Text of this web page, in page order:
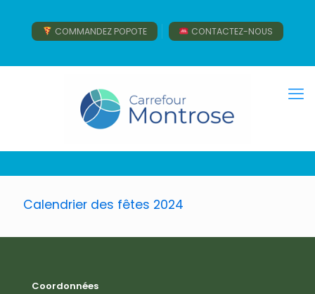
COMMANDEZ POPOTE CONTACTEZ-NOUS
Calendrier des fêtes 2024
Coordonnées